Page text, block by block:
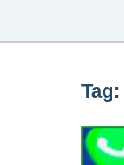
Tag: